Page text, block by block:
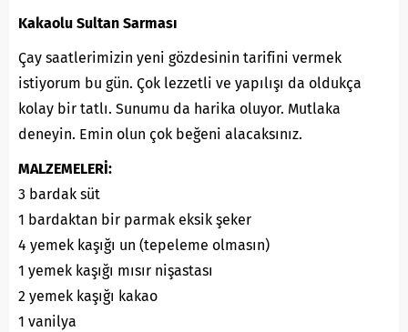
Kakaolu Sultan Sarması
Çay saatlerimizin yeni gözdesinin tarifini vermek
istiyorum bu gün. Çok lezzetli ve yapılışı da oldukça
kolay bir tatlı. Sunumu da harika oluyor. Mutlaka
deneyin. Emin olun çok beğeni alacaksınız.
MALZEMELERİ:
3 bardak süt
1 bardaktan bir parmak eksik şeker
4 yemek kaşığı un (tepeleme olmasın)
1 yemek kaşığı mısır nişastası
2 yemek kaşığı kakao
1 vanilya